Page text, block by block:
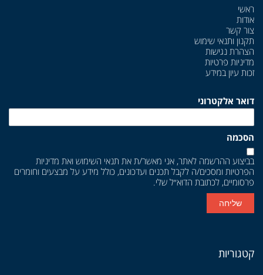
ראשי
אודות
צור קשר
תקנון ותנאי שימוש
הצהרת נגישות
מדיניות פרטיות
זכות עיון במידע
דואר אלקטרוני
הסכמה
בביצוע ההרשמה לאתר, אני מאשר/ת את תנאי השימוש ואת מדיניות
הפרטיות ומסכים/ה לקבל תכנים ועדכונים, כולל מידע על מבצעים וחומרים
פרסומיים, לכתובת הדוא״ל שלי.
שליחה
קטגוריות